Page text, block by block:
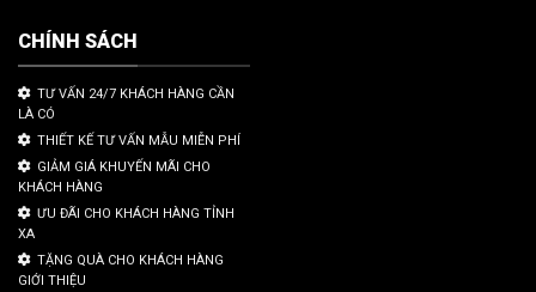
CHÍNH SÁCH
TƯ VẤN 24/7 KHÁCH HÀNG CẦN
LÀ CÓ
THIẾT KẾ TƯ VẤN MẪU MIỄN PHÍ
GIẢM GIÁ KHUYẾN MÃI CHO
KHÁCH HÀNG
ƯU ĐÃI CHO KHÁCH HÀNG TỈNH
XA
TẶNG QUÀ CHO KHÁCH HÀNG
GIỚI THIỆU